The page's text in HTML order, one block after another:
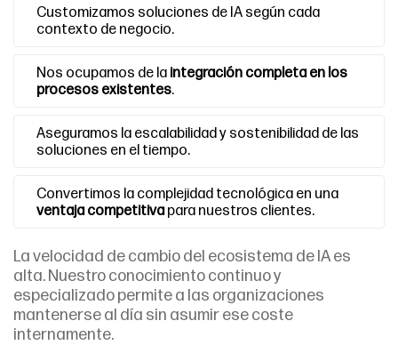
Customizamos soluciones de IA según cada
contexto de negocio.
Nos ocupamos de la integración completa en los
procesos existentes.
Aseguramos la escalabilidad y sostenibilidad de las
soluciones en el tiempo.
Convertimos la complejidad tecnológica en una
ventaja competitivapara nuestros clientes.
La velocidad de cambio del ecosistema de IA es
alta. Nuestro conocimiento continuo y
especializado permite a las organizaciones
mantenerse al día sin asumir ese coste
internamente.